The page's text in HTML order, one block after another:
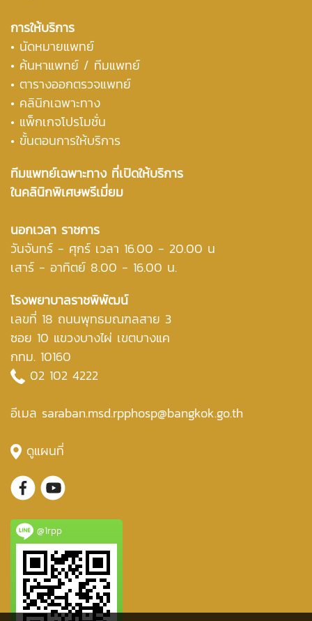
การให้บริการ
• นัดหมายแพทย์
• ค้นหาแพทย์ / ทีมแพทย์
• ตารางออกตรวจแพทย์
• คลินิกเฉพาะทาง
• แพ็กเกจโปรโมชั่น
• ขั้นตอนการให้บริการ
ทีมแพทย์เฉพาะทาง ที่เปิดให้บริการ
ในคลินิกพิเศษพรีเมี่ยม
นอกเวลา ราชการ
วันจันทร์ - ศุกร์ เวลา 16.00 - 20.00 น
เสาร์ - อาทิตย์ 8.00 - 16.00 น.
โรงพยาบาลราชพิพัฒน์
เลขที่ 18 ถนนพุทธมณฑลสาย 3
ซอย 10 แขวงบางไผ่ เขตบางแค
กทม. 10160
02 102 4222
อีเมล saraban.msd.rpphosp@bangkok.go.th
ดูแผนที่
@1rpp